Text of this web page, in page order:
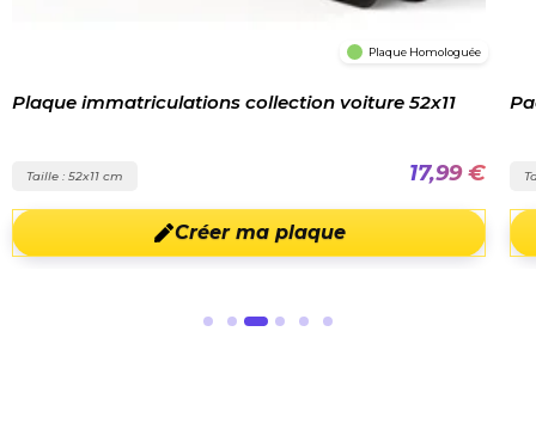
Plaque Homologuée
Plaque immatriculations collection voiture 52x11
Taille : 52x11 cm 17,99 €
Créer ma plaque